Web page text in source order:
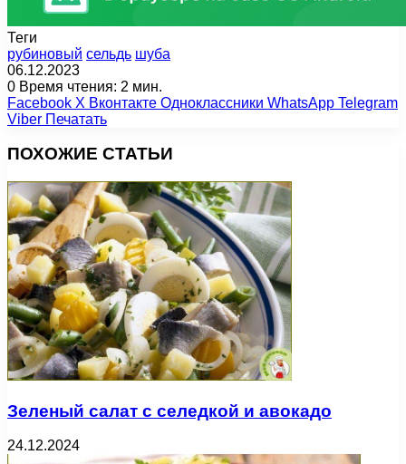
Теги
рубиновый сельдь шуба
06.12.2023
0 Время чтения: 2 мин.
Facebook X Вконтакте Одноклассники WhatsApp Telegram
Viber Печатать
ПОХОЖИЕ СТАТЬИ
Зеленый салат с селедкой и авокадо
24.12.2024